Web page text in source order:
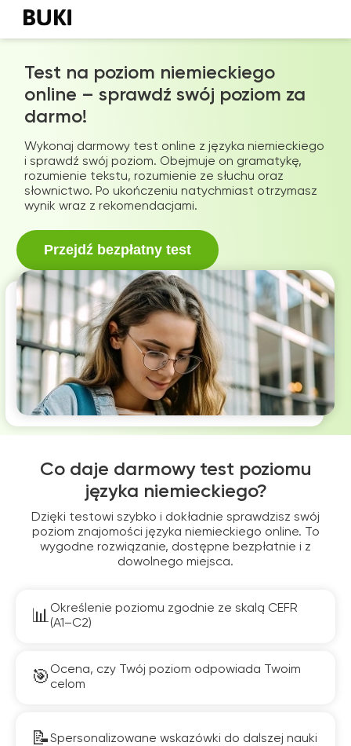
Test na poziom niemieckiego
online – sprawdź swój poziom za
darmo!
Wykonaj darmowy test online z języka niemieckiego
i sprawdź swój poziom. Obejmuje on gramatykę,
rozumienie tekstu, rozumienie ze słuchu oraz
słownictwo. Po ukończeniu natychmiast otrzymasz
wynik wraz z rekomendacjami.
Przejdź bezpłatny test
Co daje darmowy test poziomu
języka niemieckiego?
Dzięki testowi szybko i dokładnie sprawdzisz swój
poziom znajomości języka niemieckiego online. To
wygodne rozwiązanie, dostępne bezpłatnie i z
dowolnego miejsca.
Określenie poziomu zgodnie ze skalą CEFR
(A1–C2)
Ocena, czy Twój poziom odpowiada Twoim
celom
Spersonalizowane wskazówki do dalszej nauki